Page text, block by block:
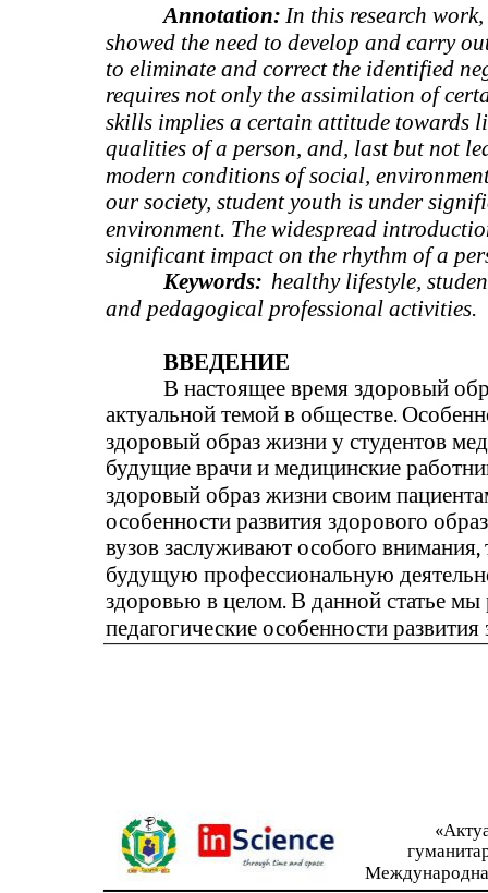
Annotation: In this research
showed the need to develop and carry
to eliminate and correct the identified
requires not only the assimilation of
skills implies a certain attitude towards
qualities of a person, and, last but not
modern conditions of social,
our society, student youth is under
environment. The widespread
significant impact on the rhythm of a
Keywords: healthy lifestyle,
and pedagogical professional activities.
ВВЕДЕНИЕ
В настоящее время здоровый
актуальной темой в обществе.
здоровый образ жизни у студентов
будущие врачи и медицинские
здоровый образ жизни своим
особенности развития здорового
вузов заслуживают особого внимания,
будущую профессиональную
здоровью в целом. В данной статье мы
педагогические особенности